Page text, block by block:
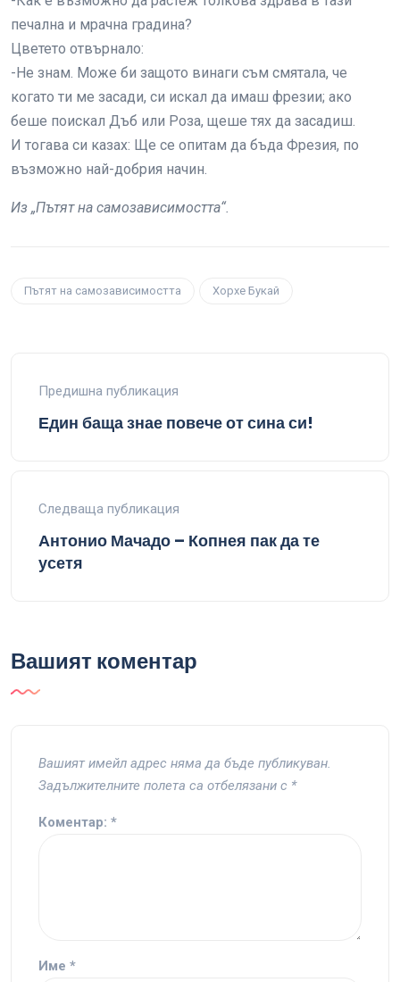
печална и мрачна градина?
Цветето отвърнало:
-Не знам. Може би защото винаги съм смятала, че
когато ти ме засади, си искал да имаш фрезии; ако
беше поискал Дъб или Роза, щеше тях да засадиш.
И тогава си казах: Ще се опитам да бъда Фрезия, по
възможно най-добрия начин.
Из „Пътят на самозависимостта“.
Пътят на самозависимостта Хорхе Букай
Предишна публикация
Един баща знае повече от сина си!
Следваща публикация
Антонио Мачадо – Копнея пак да те
усетя
Вашият коментар
Вашият имейл адрес няма да бъде публикуван.
Задължителните полета са отбелязани с *
Коментар: *
Име *